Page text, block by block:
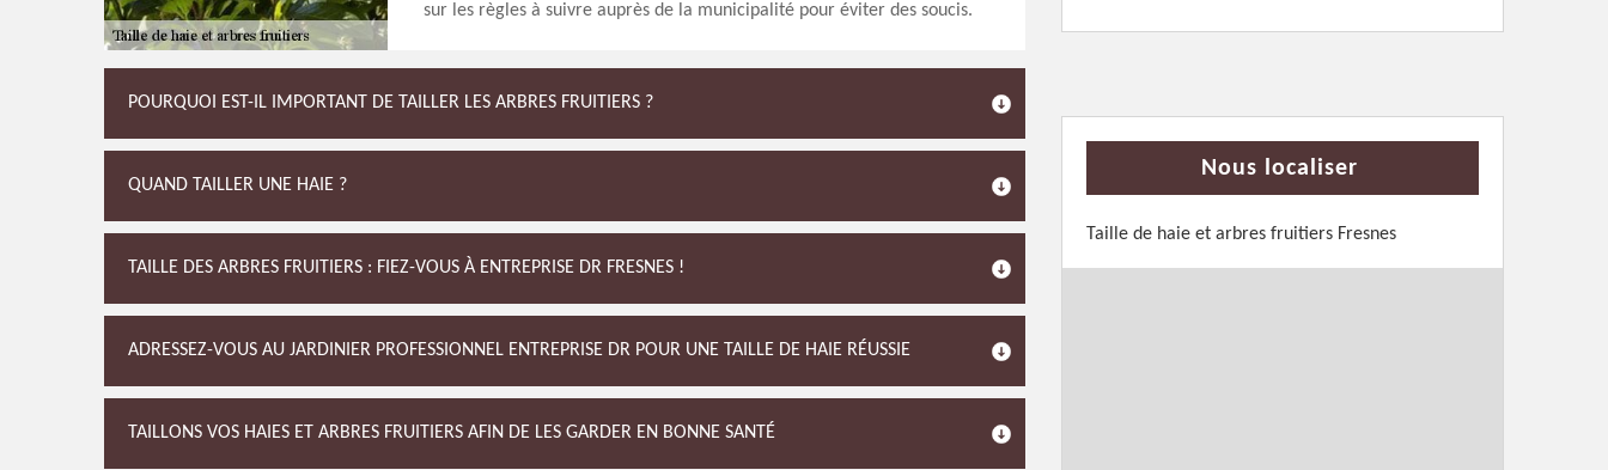
sur les règles à suivre auprès de la municipalité pour éviter des soucis.
POURQUOI EST-IL IMPORTANT DE TAILLER LES ARBRES FRUITIERS ?
QUAND TAILLER UNE HAIE ?
TAILLE DES ARBRES FRUITIERS : FIEZ-VOUS À ENTREPRISE DR FRESNES !
ADRESSEZ-VOUS AU JARDINIER PROFESSIONNEL ENTREPRISE DR POUR UNE TAILLE DE HAIE RÉUSSIE
TAILLONS VOS HAIES ET ARBRES FRUITIERS AFIN DE LES GARDER EN BONNE SANTÉ
Nous localiser
Taille de haie et arbres fruitiers Fresnes